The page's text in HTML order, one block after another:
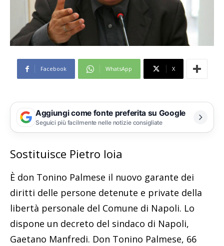
Facebook WhatsApp X
Aggiungi come fonte preferita su Google
Seguici più facilmente nelle notizie consigliate
Sostituisce Pietro Ioia
È don Tonino Palmese il nuovo garante dei
diritti delle persone detenute e private della
libertà personale del Comune di Napoli. Lo
dispone un decreto del sindaco di Napoli,
Gaetano Manfredi. Don Tonino Palmese, 66